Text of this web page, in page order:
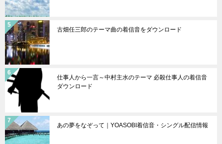
古畑任三郎のテーマ曲の着信音をダウンロード
仕事人から一言～中村主水のテーマ 必殺仕事人の着信音
ダウンロード
あの夢をなぞって｜YOASOBI着信音・シングル配信情報